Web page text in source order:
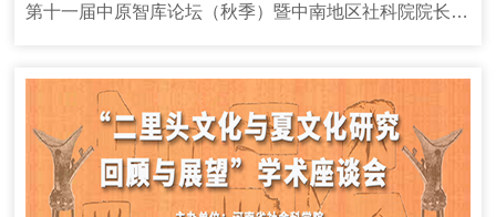
第十一届中原智库论坛（秋季）暨中南地区社科院院长联席会议（2020）